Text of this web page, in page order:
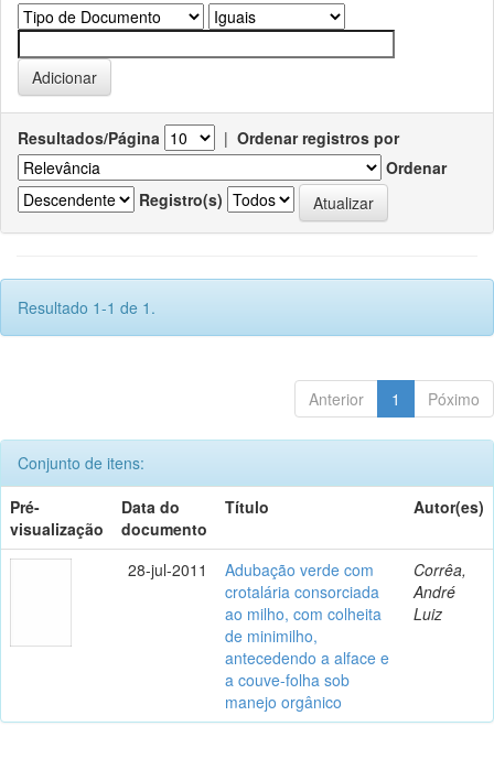
Resultados/Página | Ordenar registros por
Ordenar
Registro(s)
Resultado 1-1 de 1.
Anterior 1 Póximo
Conjunto de itens:
Pré-
visualização
Data do
documento
Título Autor(es)
28-jul-2011
Adubação verde com
crotalária consorciada
ao milho, com colheita
de minimilho,
antecedendo a alface e
a couve-folha sob
manejo orgânico
Corrêa,
André
Luiz